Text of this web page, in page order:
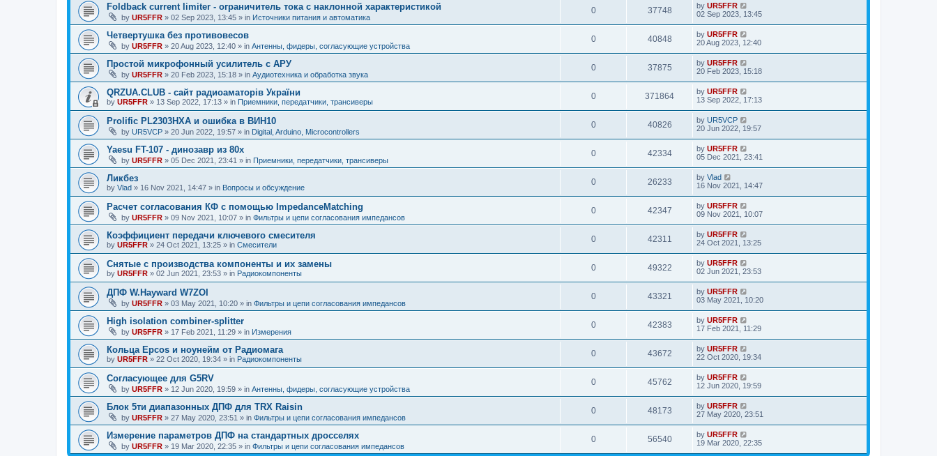
Foldback current limiter - ограничитель тока с наклонной характеристикой
by UR5FFR » 02 Sep 2023, 13:45 » in Источники питания и автоматика
0 37748 by UR5FFR
02 Sep 2023, 13:45
Четвертушка без противовесов
by UR5FFR » 20 Aug 2023, 12:40 » in Антенны, фидеры, согласующие устройства
0 40848 by UR5FFR
20 Aug 2023, 12:40
Простой микрофонный усилитель с АРУ
by UR5FFR » 20 Feb 2023, 15:18 » in Аудиотехника и обработка звука
0 37875 by UR5FFR
20 Feb 2023, 15:18
QRZUA.CLUB - сайт радиоаматорів України
by UR5FFR » 13 Sep 2022, 17:13 » in Приемники, передатчики, трансиверы
0 371864 by UR5FFR
13 Sep 2022, 17:13
Prolific PL2303HXA и ошибка в ВИН10
by UR5VCP » 20 Jun 2022, 19:57 » in Digital, Arduino, Microcontrollers
0 40826 by UR5VCP
20 Jun 2022, 19:57
Yaesu FT-107 - динозавр из 80х
by UR5FFR » 05 Dec 2021, 23:41 » in Приемники, передатчики, трансиверы
0 42334 by UR5FFR
05 Dec 2021, 23:41
Ликбез
by Vlad » 16 Nov 2021, 14:47 » in Вопросы и обсуждение
0 26233 by Vlad
16 Nov 2021, 14:47
Расчет согласования КФ с помощью ImpedanceMatching
by UR5FFR » 09 Nov 2021, 10:07 » in Фильтры и цепи согласования импедансов
0 42347 by UR5FFR
09 Nov 2021, 10:07
Коэффициент передачи ключевого смесителя
by UR5FFR » 24 Oct 2021, 13:25 » in Смесители
0 42311 by UR5FFR
24 Oct 2021, 13:25
Снятые с производства компоненты и их замены
by UR5FFR » 02 Jun 2021, 23:53 » in Радиокомпоненты
0 49322 by UR5FFR
02 Jun 2021, 23:53
ДПФ W.Hayward W7ZOI
by UR5FFR » 03 May 2021, 10:20 » in Фильтры и цепи согласования импедансов
0 43321 by UR5FFR
03 May 2021, 10:20
High isolation combiner-splitter
by UR5FFR » 17 Feb 2021, 11:29 » in Измерения
0 42383 by UR5FFR
17 Feb 2021, 11:29
Кольца Epcos и ноунейм от Радиомага
by UR5FFR » 22 Oct 2020, 19:34 » in Радиокомпоненты
0 43672 by UR5FFR
22 Oct 2020, 19:34
Согласующее для G5RV
by UR5FFR » 12 Jun 2020, 19:59 » in Антенны, фидеры, согласующие устройства
0 45762 by UR5FFR
12 Jun 2020, 19:59
Блок 5ти диапазонных ДПФ для TRX Raisin
by UR5FFR » 27 May 2020, 23:51 » in Фильтры и цепи согласования импедансов
0 48173 by UR5FFR
27 May 2020, 23:51
Измерение параметров ДПФ на стандартных дросселях
by UR5FFR » 19 Mar 2020, 22:35 » in Фильтры и цепи согласования импедансов
0 56540 by UR5FFR
19 Mar 2020, 22:35